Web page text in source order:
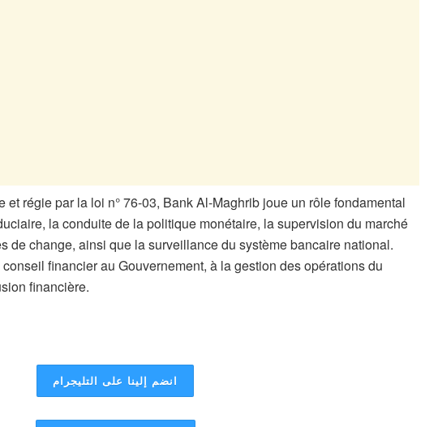
et régie par la loi n° 76-03, Bank Al-Maghrib joue un rôle fondamental
la conduite de la politique monétaire, la supervision du marché
de change, ainsi que la surveillance du système bancaire national.
financier au Gouvernement, à la gestion des opérations du
financière.
انضم إلينا على التليجرام